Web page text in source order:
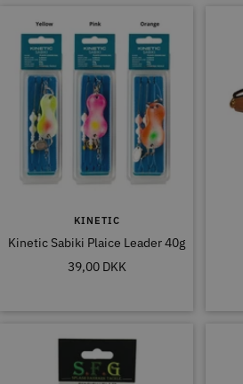
KINETIC
Kinetic Sabiki Plaice Leader 40g
Tilbudspris
39,00 DKK